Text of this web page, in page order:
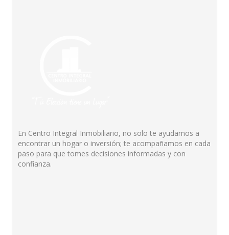
En Centro Integral Inmobiliario, no solo te ayudamos a
encontrar un hogar o inversión; te acompañamos en cada
paso para que tomes decisiones informadas y con
confianza.